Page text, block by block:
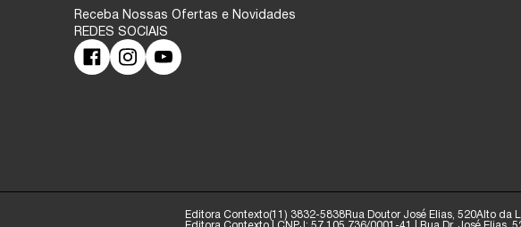
Receba Nossas Ofertas e Novidades
Editora Contexto(11) 3832-5838Rua Doutor José Elias, 520Alto da